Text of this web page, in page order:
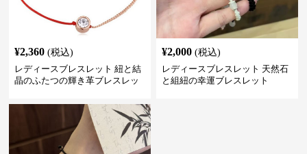
¥2,360 (税込)
レディースブレスレット 紐と結
晶のふたつの輝き革ブレスレッ
¥2,000 (税込)
レディースブレスレット 天然石
と組紐の幸運ブレスレット